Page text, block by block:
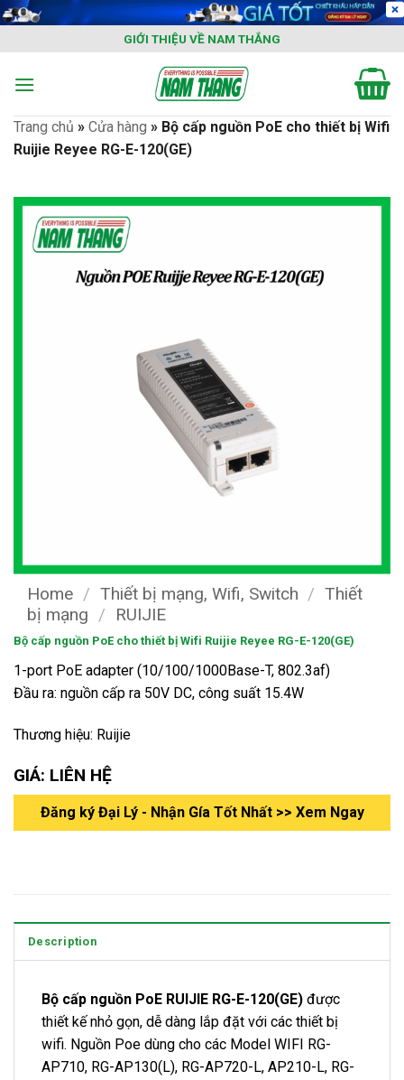
Skip
content
GIỚI THIỆU VỀ NAM THẮNG
Trang chủ » Cửa hàng » Bộ cấp nguồn PoE cho thiết bị Wifi
Ruijie Reyee RG-E-120(GE)
Home / Thiết bị mạng, Wifi, Switch / Thiết
bị mạng / RUIJIE
Bộ cấp nguồn PoE cho thiết bị Wifi Ruijie Reyee RG-E-120(GE)
1-port PoE adapter (10/100/1000Base-T, 802.3af)
Đầu ra: nguồn cấp ra 50V DC, công suất 15.4W
Thương hiệu: Ruijie
GIÁ: LIÊN HỆ
Đăng ký Đại Lý - Nhận Gía Tốt Nhất >> Xem Ngay
Description
Bộ cấp nguồn PoE RUIJIE RG-E-120(GE) được
thiết kế nhỏ gọn, dễ dàng lắp đặt với các thiết bị
wifi. Nguồn Poe dùng cho các Model WIFI RG-
AP710, RG-AP130(L), RG-AP720-L, AP210-L, RG-